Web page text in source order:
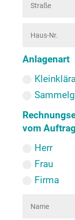
Anlagenart
vom
Herr
Frau
Firma